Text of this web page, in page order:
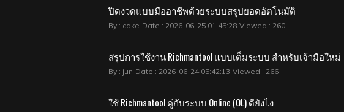
ปิดงวดแบบมืออาชีพด้วยระบบสรุปยอดอัตโนมัติ
By : cake Date : 2026-06-25 01:45:28 Viewed : 260
สรุปการใช้งาน Richmantool แบบเต็มระบบ สำหรับเจ้ามือใหม่
By : jun Date : 2026-06-24 05:42:13 Viewed : 266
ใช้ Richmantool คู่กับระบบ Online (OL) ดียังไง